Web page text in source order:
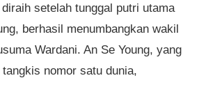
setelah tunggal putri utama
berhasil menumbangkan wakil
Wardani. An Se Young, yang
nomor satu dunia,